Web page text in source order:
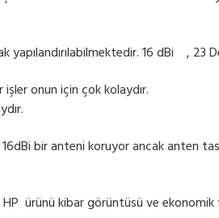
16 dBi , 23
onun için çok kolaydır.
bir anteni koruyor ancak anten
ürünü kibar görüntüsü ve